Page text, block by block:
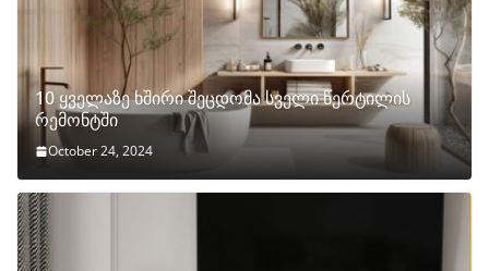
10 ყველაზე ხშირი შეცდომა სველი წერტილის
რემონტში
October 24, 2024